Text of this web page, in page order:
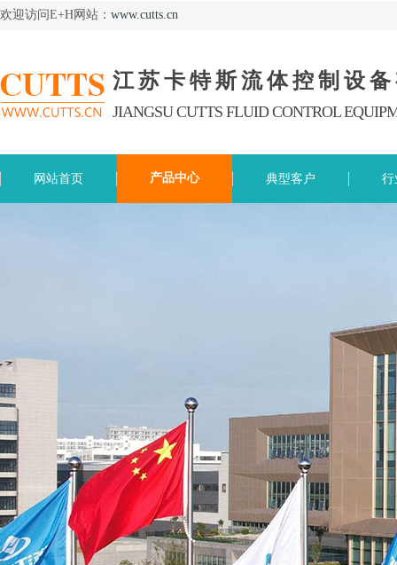
欢迎访问E+H网站： www.cutts.cn
江苏卡特斯流体控制设
JIANGSU CUTTS FLUID CONTROL
网站首页 产品中心 典型客户 行